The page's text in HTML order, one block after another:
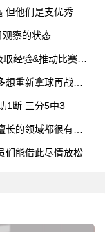
他们是支优秀球
观察的状态
经验&推动比赛发
重新拿球再战一
1断 三分5中3
的领域都很有效
们能借此尽情放松